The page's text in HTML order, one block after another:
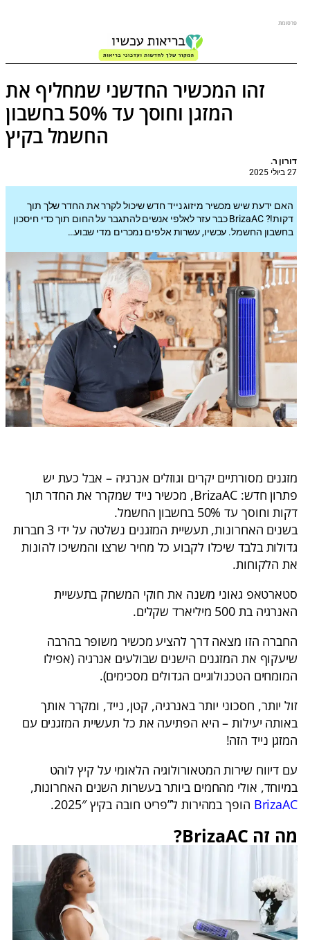
פרסומת
זהו המכשיר החדשני שמחליף את
המזגן וחוסך עד 50% בחשבון
החשמל בקיץ
דורון ר.
27 ביולי 2025
האם ידעת שיש מכשיר מיזוג נייד חדש שיכול לקרר את החדר שלך תוך
דקות!? BrizaAC כבר עזר לאלפי אנשים להתגבר על החום תוך כדי חיסכון
בחשבון החשמל. עכשיו, עשרות אלפים נמכרים מדי שבוע…
מזגנים מסורתיים יקרים וגוזלים אנרגיה – אבל כעת יש
פתרון חדש: BrizaAC, מכשיר נייד שמקרר את החדר תוך
דקות וחוסך עד 50% בחשבון החשמל.
בשנים האחרונות, תעשיית המזגנים נשלטה על ידי 3 חברות
גדולות בלבד שיכלו לקבוע כל מחיר שרצו והמשיכו להונות
את הלקוחות.
סטארטאפ גאוני משנה את חוקי המשחק בתעשיית
האנרגיה בת 500 מיליארד שקלים.
החברה הזו מצאה דרך להציע מכשיר משופר בהרבה
שיעקוף את המזגנים הישנים שבולעים אנרגיה (אפילו
המומחים הטכנולוגיים הגדולים מסכימים).
זול יותר, חסכוני יותר באנרגיה, קטן, נייד, ומקרר אותך
באותה יעילות – היא הפתיעה את כל תעשיית המזגנים עם
המזגן נייד הזה!
עם דיווח שירות המטאורולוגיה הלאומי על קיץ לוהט
במיוחד, אולי מהחמים ביותר בעשרות השנים האחרונות,
BrizaAC הופך במהירות ל”פריט חובה בקיץ 2025″.
מה זה BrizaAC?